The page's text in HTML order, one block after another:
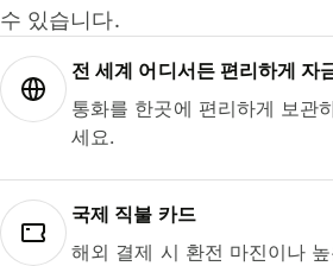
수 있습니다.
전 세계 어디서든 편리하게 자
통화를 한곳에 편리하게 보관
세요.
국제 직불 카드
해외 결제 시 환전 마진이나